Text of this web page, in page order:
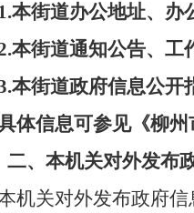
本街道办公地址、办
本街道通知公告、工
.本街道政府信息公开
体信息可参见《柳州
二、本机关对外发布
机关对外发布政府